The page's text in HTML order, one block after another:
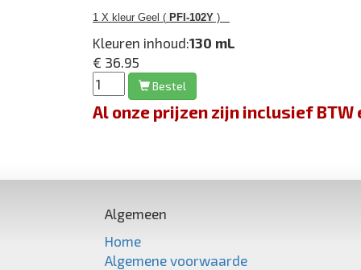
1 X kleur Geel ( PFI-102Y )
Kleuren inhoud:130 mL
€ 36.95
Bestel
Al onze prijzen zijn inclusief
Algemeen
Home
Algemene voorwaarde